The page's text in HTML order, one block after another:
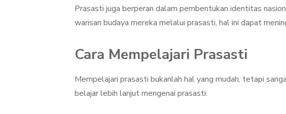
Prasasti juga berperan dalam pembentukan identitas
warisan budaya mereka melalui prasasti, hal ini dapat
Cara Mempelajari Prasasti
Mempelajari prasasti bukanlah hal yang mudah, tetapi
belajar lebih lanjut mengenai prasasti: